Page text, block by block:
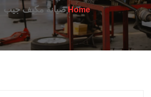
Homeصيانة مكيف جيب